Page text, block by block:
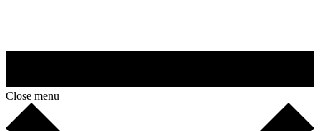
Close menu